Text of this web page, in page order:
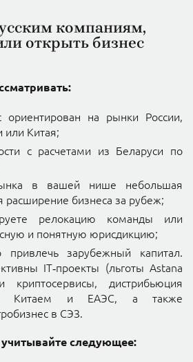
компаниям,
открыть бизнес
на рынки России,
или Китая;
с расчетами из Беларуси по
в вашей нише небольшая
расширение бизнеса за рубеж;
релокацию команды или
и понятную юрисдикцию;
зарубежный капитал.
IT‑проекты (льготы Astana
дистрибьюция
Китаем и ЕАЭС, а также
в СЭЗ.
следующее: